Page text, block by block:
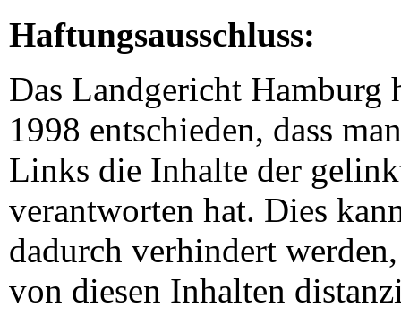
Haftungsausschluss:
Das Landgericht
1998 entschieden, dass
Links die Inhalte der
verantworten hat. Dies
dadurch verhindert
von diesen Inhalten